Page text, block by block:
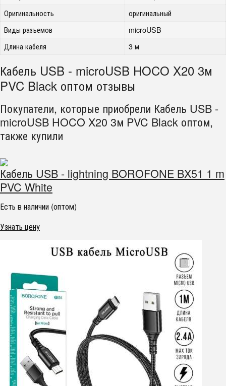
Оригинальность
оригинальный
Виды разъемов
microUSB
Длина кабеля
3 м
Кабель USB - microUSB HOCO X20 3м
PVC Black оптом отзывы
Покупатели, которые приобрели Кабель USB -
microUSB HOCO X20 3м PVC Black оптом,
также купили
Кабель USB - lightning BOROFONE BX51 1 m
PVC White
Есть в наличии (оптом)
Узнать цену